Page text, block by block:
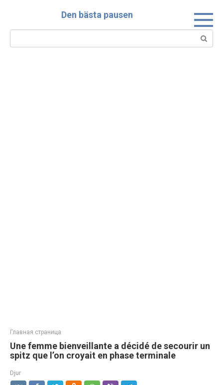
Den bästa pausen
Search:
Главная страница
Une femme bienveillante a décidé de secourir un
spitz que l’on croyait en phase terminale
Djur